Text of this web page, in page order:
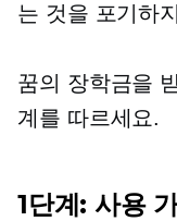
는 것을 포기하
꿈의 장학금을
계를 따르세요.
1단계: 사용